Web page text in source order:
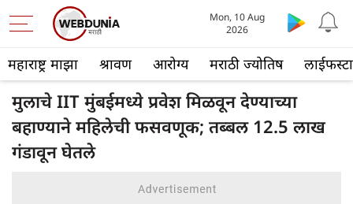
महाराष्ट्र माझा श्रावण आरोग्य मराठी ज्योतिष
Mon, 10 Aug
2026
मुलाचे IIT मुंबईमध्ये प्रवेश मिळवून देण्याच्या
बहाण्याने महिलेची फसवणूक; तब्बल 12.5 लाख
गंडावून घेतले